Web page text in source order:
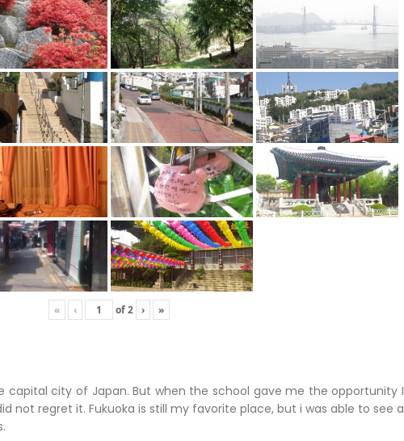
« ‹ of2 › »
city of Japan. But when the school gave me the opportunity I
not regret it. Fukuoka is still my favorite place, but i was able to see a